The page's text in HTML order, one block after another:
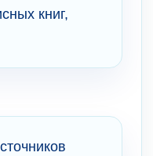
книг,